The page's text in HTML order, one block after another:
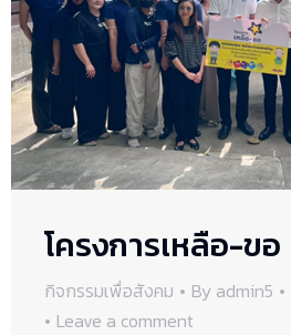
โครงการเหลือ-ขอ
กิจกรรมเพื่อสังคม By admin5
Leave a comment